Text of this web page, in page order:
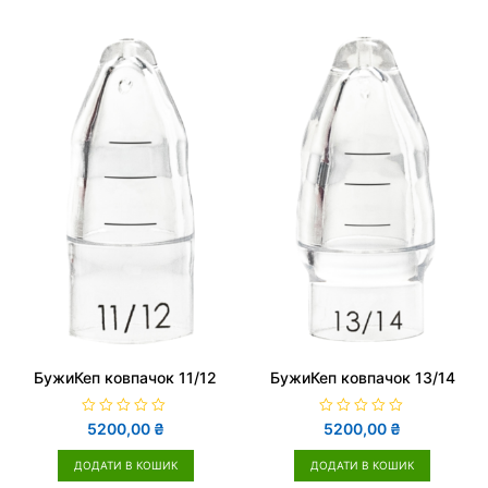
БужиКеп ковпачок 11/12
О
ц
і
н
5200,00 ₴
ДОДАТИ В КОШИК
БужиКеп ковпачок 13/14
О
ц
і
н
5200,00 ₴
ДОДАТИ В КОШИК